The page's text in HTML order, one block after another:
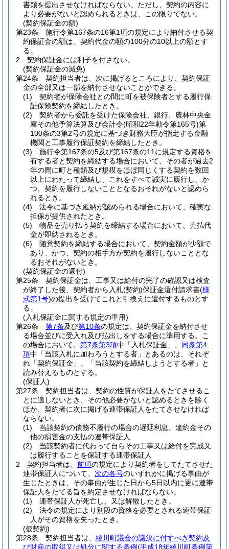
書類を提出させなければならない。 ただし、契約の内容に
より必要がないと認められるときは、この限りでない。
(契約保証金の額)
第23条
施行令第167条の16第1項の規定により納付させる契
約保証金の額は、契約代金の額の100分の10以上の額とす
る。
2
契約保証金には利子を付さない。
(契約保証金の減免)
第24条
契約担当者は、次に掲げるところにより、契約保証
金の全部又は一部を納付させないことができる。
(1)
契約者が保険会社との間に町を被保険者とする履行保
証保険契約を締結したとき。
(2)
契約者から委託を受けた保険会社、銀行、農林中央金
庫その他予算決算及び会計令(昭和22年勅令第165号)第
100条の3第2号の規定に基づき財務大臣が指定する金融
機関と工事履行保証契約を締結したとき。
(3)
施行令第167条の5及び第167条の11に規定する資格を
有する者と契約を締結する場合において、その者が過去2
年の間に町と種類及び規模をほぼ同じくする契約を数回
以上にわたって締結し、これをすべて誠実に履行し、か
つ、契約を履行しないこととなるおそれがないと認めら
れるとき。
(4)
法令に基づき延納が認められる場合において、確実な
担保が提供されたとき。
(5)
物品を売り払う契約を締結する場合において、売払代
金が即納されるとき。
(6)
随意契約を締結する場合において、契約金額が少額で
あり、かつ、契約の相手方が契約を履行しないこととな
るおそれがないとき。
(契約保証金の還付)
第25条
契約保証金は、工事又は給付の完了の確認又は検査
が終了した後、契約者から入札(契約)保証金還付請求書(様
式第1号)の提出を受けてこれと引換えに還付するものとす
る。
(入札保証金に関する規定の準用)
第26条
第7条及び第10条の規定は、契約保証金を納付させ
る場合並びに受入れ及び払出しをする場合に準用する。
こ
の場合において、 第7条第3項中「入札保証金」、 同条第4
項中「当該入札に加わろうとする者」とあるのは、それぞ
れ「契約保証金」、「当該契約を締結しようとする者」と
読み替えるものとする。
(保証人)
第27条
契約担当者は、契約の性質が保証人をたてさせるこ
とに適しないとき、その他必要がないと認めるときを除く
ほか、契約者に次に掲げる連帯保証人をたてさせなければ
ならない。
(1)
当該契約の債務不履行の場合の遅延利息、違約金その
他の損害金の支払の連帯保証人
(2)
当該契約者に代わって自らその工事又は給付を完成又
は履行することを保証する連帯保証人
2
契約担当者は、 前項の規定により契約者をしてたてさせた
連帯保証人について、 次の各号のいずれかに掲げる事由が
生じたときは、その事由が生じた日から5日以内に更に連帯
保証人をたてる旨を約定させなければならない。
(1)
連帯保証人が死亡し、又は解散したとき。
(2)
法令の規定により別段の資格を必要とされる連帯保証
人がその資格を失ったとき。
(仮契約)
第28条
契約担当者は、 綾川町議会の議決に付すべき契約及
び財産の取得又は処分に関する条例(平成18年綾川町条例第